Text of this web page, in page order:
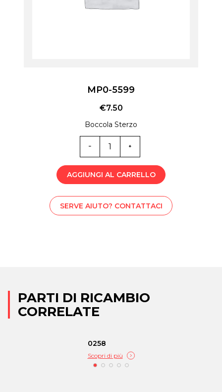
MP0-5599
€7.50
Boccola Sterzo
MP0-
5599
quantità
AGGIUNGI AL CARRELLO
SERVE AIUTO? CONTATTACI
PARTI DI RICAMBIO
CORRELATE
0258
Scopri di più